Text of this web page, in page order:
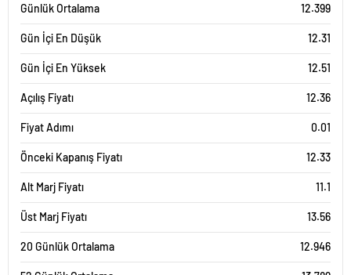
Günlük Ortalama 12.399
Gün İçi En Düşük 12.31
Gün İçi En Yüksek 12.51
Açılış Fiyatı 12.36
Fiyat Adımı 0.01
Önceki Kapanış Fiyatı 12.33
Alt Marj Fiyatı 11.1
Üst Marj Fiyatı 13.56
20 Günlük Ortalama 12.946